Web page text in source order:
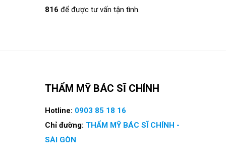
816 để được tư vấn tận tình.
THẨM MỸ BÁC SĨ CHÍNH
Hotline: 0903 85 18 16
Chỉ đường: THẨM MỸ BÁC SĨ CHÍNH -
SÀI GÒN